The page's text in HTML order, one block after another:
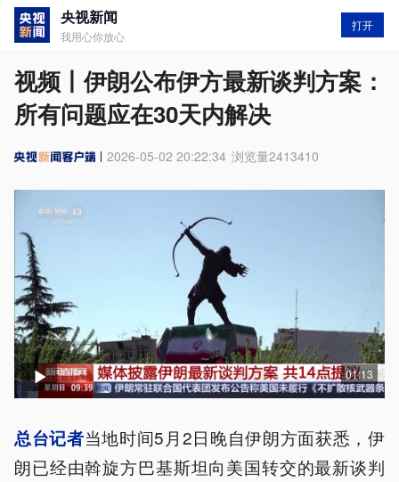
央视新闻
我用心你放心
打开
视频丨伊朗公布伊方最新谈判方案：
所有问题应在30天内解决
2026-05-02 20:22:34 浏览量2413410
01:13
总台记者当地时间5月2日晚自伊朗方面获悉，伊
朗已经由斡旋方巴基斯坦向美国转交的最新谈判